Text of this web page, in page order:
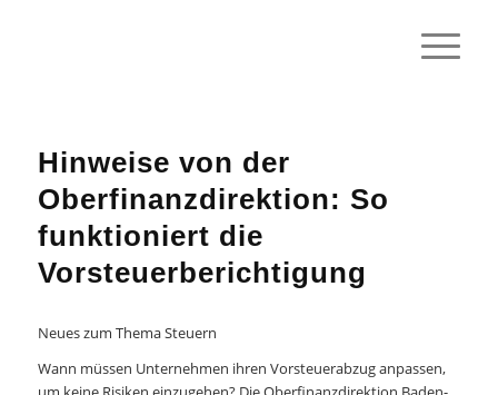
Hinweise von der
Oberfinanzdirektion: So
funktioniert die
Vorsteuerberichtigung
Neues zum Thema Steuern
Wann müssen Unternehmen ihren Vorsteuerabzug anpassen,